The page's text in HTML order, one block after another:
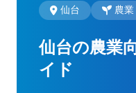
仙台 農業
仙台の農業
イド